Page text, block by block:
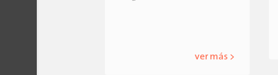
ver más >